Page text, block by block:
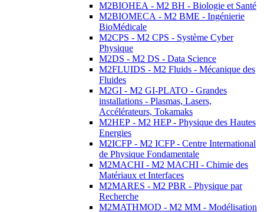
M2BIOHEA - M2 BH - Biologie et Santé
M2BIOMECA - M2 BME - Ingénierie
BioMédicale
M2CPS - M2 CPS - Système Cyber
Physique
M2DS - M2 DS - Data Science
M2FLUIDS - M2 Fluids - Mécanique des
Fluides
M2GI - M2 GI-PLATO - Grandes
installations - Plasmas, Lasers,
Accélérateurs, Tokamaks
M2HEP - M2 HEP - Physique des Hautes
Energies
M2ICFP - M2 ICFP - Centre International
de Physique Fondamentale
M2MACHI - M2 MACHI - Chimie des
Matériaux et Interfaces
M2MARES - M2 PBR - Physique par
Recherche
M2MATHMOD - M2 MM - Modélisation